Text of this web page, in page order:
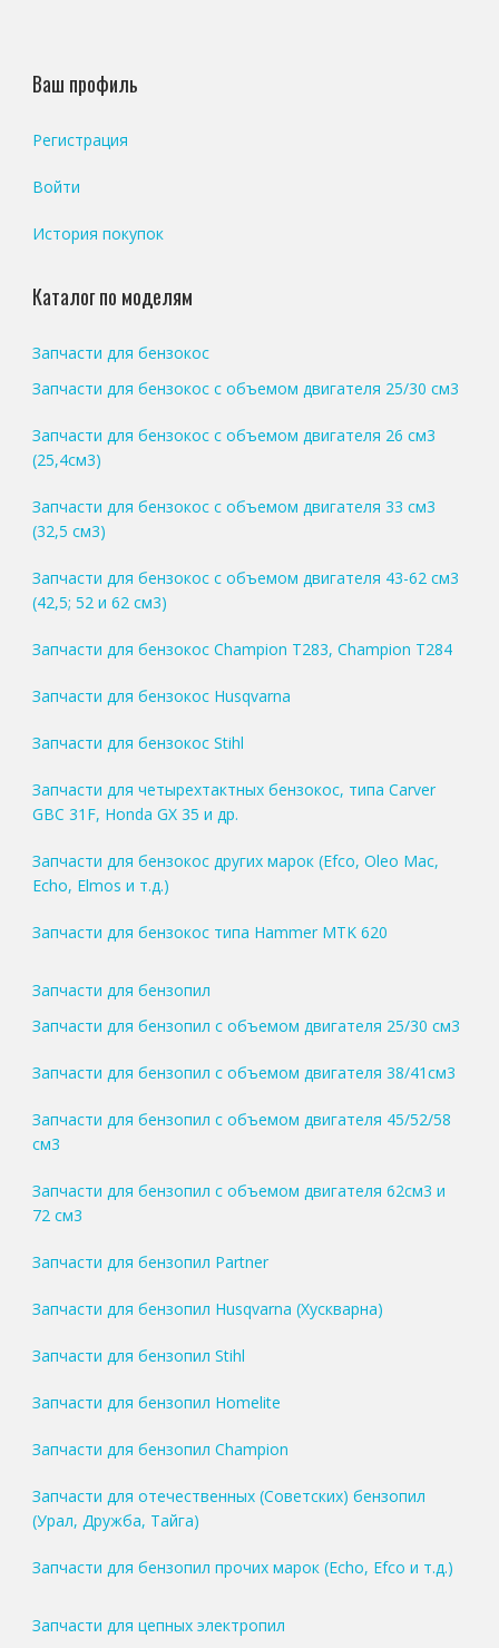
Ваш профиль
Регистрация
Войти
История покупок
Каталог по моделям
Запчасти для бензокос
Запчасти для бензокос с объемом двигателя 25/30 см3
Запчасти для бензокос с объемом двигателя 26 см3
(25,4см3)
Запчасти для бензокос с объемом двигателя 33 см3
(32,5 см3)
Запчасти для бензокос с объемом двигателя 43-62 см3
(42,5; 52 и 62 см3)
Запчасти для бензокос Champion T283, Champion T284
Запчасти для бензокос Husqvarna
Запчасти для бензокос Stihl
Запчасти для четырехтактных бензокос, типа Carver
GBC 31F, Honda GX 35 и др.
Запчасти для бензокос других марок (Efco, Oleo Mac,
Echo, Elmos и т.д.)
Запчасти для бензокос типа Hammer MTK 620
Запчасти для бензопил
Запчасти для бензопил с объемом двигателя 25/30 см3
Запчасти для бензопил с объемом двигателя 38/41см3
Запчасти для бензопил с объемом двигателя 45/52/58
см3
Запчасти для бензопил с объемом двигателя 62см3 и
72 см3
Запчасти для бензопил Partner
Запчасти для бензопил Husqvarna (Хускварна)
Запчасти для бензопил Stihl
Запчасти для бензопил Homelite
Запчасти для бензопил Champion
Запчасти для отечественных (Советских) бензопил
(Урал, Дружба, Тайга)
Запчасти для бензопил прочих марок (Echo, Efco и т.д.)
Запчасти для цепных электропил